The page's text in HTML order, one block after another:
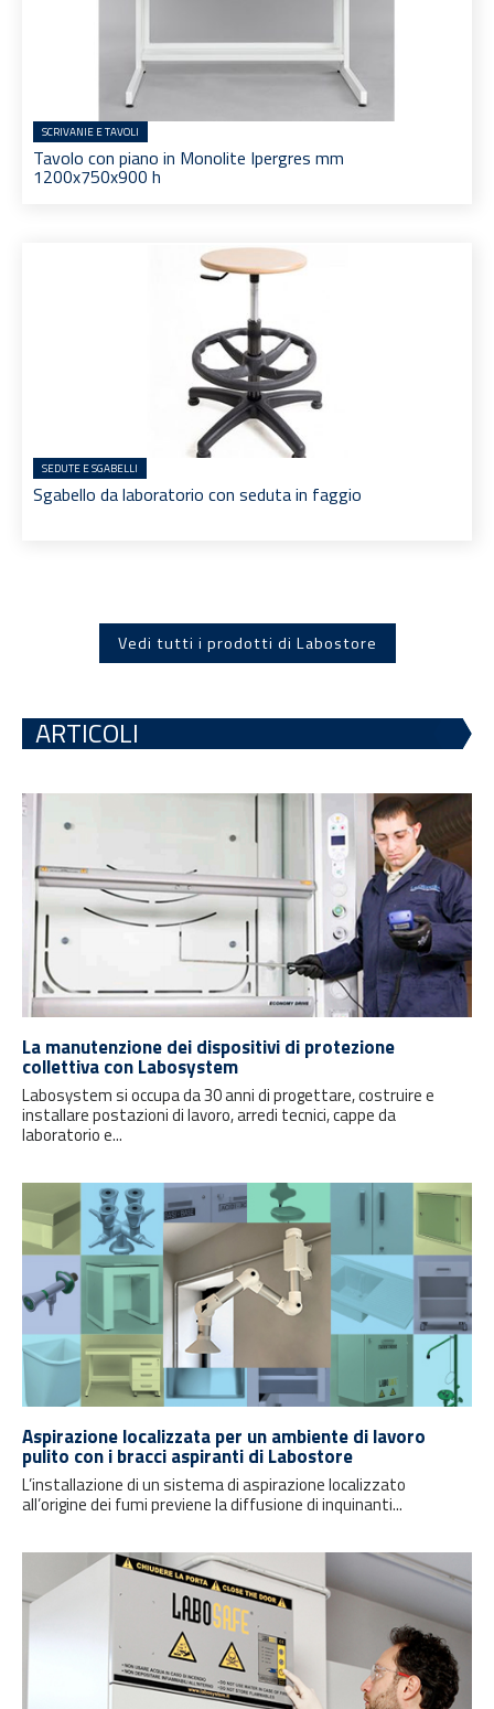
SCRIVANIE E TAVOLI
Tavolo con piano in Monolite Ipergres mm
1200x750x900 h
SEDUTE E SGABELLI
Sgabello da laboratorio con seduta in faggio
Vedi tutti i prodotti di Labostore
ARTICOLI
La manutenzione dei dispositivi di protezione
collettiva con Labosystem
Labosystem si occupa da 30 anni di progettare, costruire e
installare postazioni di lavoro, arredi tecnici, cappe da
laboratorio e...
Aspirazione localizzata per un ambiente di lavoro
pulito con i bracci aspiranti di Labostore
L’installazione di un sistema di aspirazione localizzato
all’origine dei fumi previene la diffusione di inquinanti...